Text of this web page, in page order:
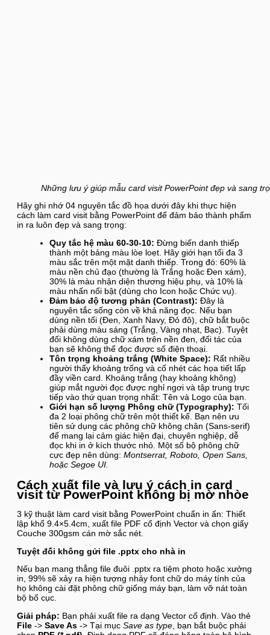
Những lưu ý giúp mẫu card visit PowerPoint đẹp và sang
Hãy ghi nhớ 04 nguyên tắc đồ họa dưới đây khi thực hiện
cách làm card visit bằng PowerPoint để đảm bảo thành phẩm
in ra luôn đẹp và sang trọng:
Quy tắc hệ màu 60-30-10: Đừng biến danh thiếp
thành một bảng màu lòe loẹt. Hãy giới hạn tối đa 3
màu sắc trên một mặt danh thiếp. Trong đó: 60% là
màu nền chủ đạo (thường là Trắng hoặc Đen xám),
30% là màu nhận diện thương hiệu phụ, và 10% là
màu nhấn nổi bật (dùng cho Icon hoặc Chức vụ).
Đảm bảo độ tương phản (Contrast): Đây là
nguyên tắc sống còn về khả năng đọc. Nếu bạn
dùng nền tối (Đen, Xanh Navy, Đỏ đô), chữ bắt buộc
phải dùng màu sáng (Trắng, Vàng nhạt, Bạc). Tuyệt
đối không dùng chữ xám trên nền đen, đối tác của
bạn sẽ không thể đọc được số điện thoại.
Tôn trọng khoảng trắng (White Space): Rất nhiều
người thấy khoảng trống và cố nhét các họa tiết lấp
đầy viền card. Khoảng trắng (hay khoảng không)
giúp mắt người đọc được nghỉ ngơi và tập trung trực
tiếp vào thứ quan trọng nhất: Tên và Logo của bạn.
Giới hạn số lượng Phông chữ (Typography): Tối
đa 2 loại phông chữ trên một thiết kế. Bạn nên ưu
tiên sử dụng các phông chữ không chân (Sans-serif)
để mang lại cảm giác hiện đại, chuyên nghiệp, dễ
đọc khi in ở kích thước nhỏ. Một số bộ phông chữ
cực đẹp nên dùng: Montserrat, Roboto, Open Sans,
hoặc Segoe UI.
Cách xuất file và lưu ý cách in card
visit từ PowerPoint không bị mờ nhòe
3 kỹ thuật làm card visit bằng PowerPoint chuẩn in ấn: Thiết
lập khổ 9.4×5.4cm, xuất file PDF cố định Vector và chọn giấy
Couche 300gsm cán mờ sắc nét.
Tuyệt đối không gửi file .pptx cho nhà in
Nếu bạn mang thẳng file đuôi .pptx ra tiệm photo hoặc xưởng
in, 99% sẽ xảy ra hiện tượng nhảy font chữ do máy tính của
họ không cài đặt phông chữ giống máy bạn, làm vỡ nát toàn
bộ bố cục.
Giải pháp: Bạn phải xuất file ra dạng Vector cố định. Vào thẻ
File -> Save As -> Tại mục Save as type, bạn bắt buộc phải